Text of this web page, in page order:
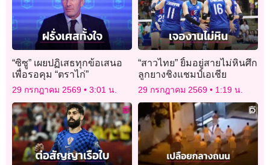
“ซิซู” เผยปฏิเสธทุกข้อเสนอ
เพื่อรอคุม “ตราไก่”
29 กรกฎาคม 2569 3:01 น.
“สาวไทย” ยิ้มอยู่สายไม่หินศึก
ลูกยางชิงแชมป์เอเชีย
29 กรกฎาคม 2569 1:19 น.